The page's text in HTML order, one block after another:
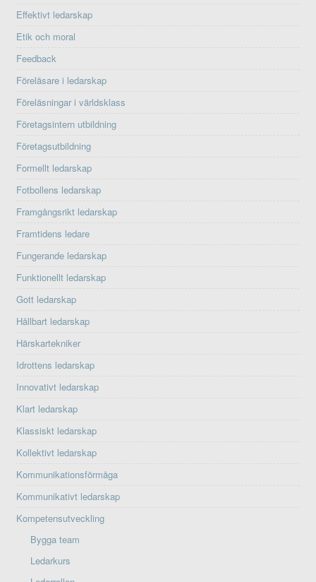
Effektivt ledarskap
Etik och moral
Feedback
Föreläsare i ledarskap
Föreläsningar i världsklass
Företagsintern utbildning
Företagsutbildning
Formellt ledarskap
Fotbollens ledarskap
Framgångsrikt ledarskap
Framtidens ledare
Fungerande ledarskap
Funktionellt ledarskap
Gott ledarskap
Hållbart ledarskap
Härskartekniker
Idrottens ledarskap
Innovativt ledarskap
Klart ledarskap
Klassiskt ledarskap
Kollektivt ledarskap
Kommunikationsförmåga
Kommunikativt ledarskap
Kompetensutveckling
Bygga team
Ledarkurs